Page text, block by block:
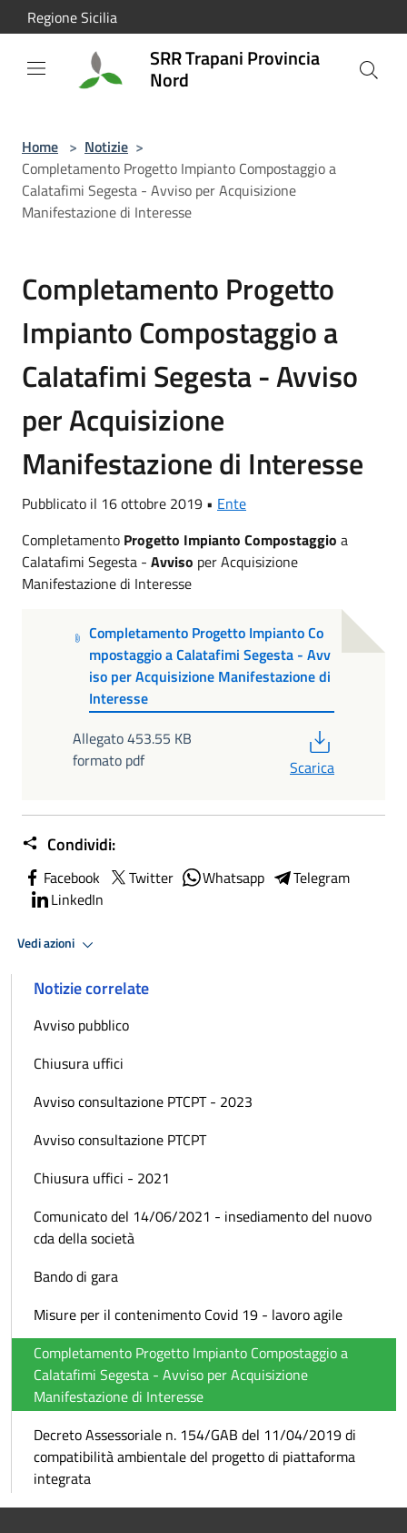
Salta al contenuto principale
Regione Sicilia
SRR Trapani Provincia
Nord
Home > Notizie >
Completamento Progetto Impianto Compostaggio a
Calatafimi Segesta - Avviso per Acquisizione
Manifestazione di Interesse
Completamento Progetto
Impianto Compostaggio a
Calatafimi Segesta - Avviso
per Acquisizione
Manifestazione di Interesse
Pubblicato il 16 ottobre 2019 • Ente
Completamento Progetto Impianto Compostaggio a
Calatafimi Segesta - Avviso per Acquisizione
Manifestazione di Interesse
Completamento Progetto Impianto Co
mpostaggio a Calatafimi Segesta - Avv
iso per Acquisizione Manifestazione di
Interesse
Allegato 453.55 KB
formato pdf
Scarica
Condividi:
Facebook Twitter Whatsapp
Telegram
LinkedIn
Vedi azioni
Notizie correlate
Avviso pubblico
Chiusura uffici
Avviso consultazione PTCPT - 2023
Avviso consultazione PTCPT
Chiusura uffici - 2021
Comunicato del 14/06/2021 - insediamento del nuovo
cda della società
Bando di gara
Misure per il contenimento Covid 19 - lavoro agile
Completamento Progetto Impianto Compostaggio a
Calatafimi Segesta - Avviso per Acquisizione
Manifestazione di Interesse
Decreto Assessoriale n. 154/GAB del 11/04/2019 di
compatibilità ambientale del progetto di piattaforma
integrata